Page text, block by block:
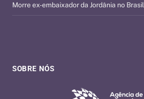
SOBRE NÓS
Morre ex-embaixador da Jordânia no Brasil